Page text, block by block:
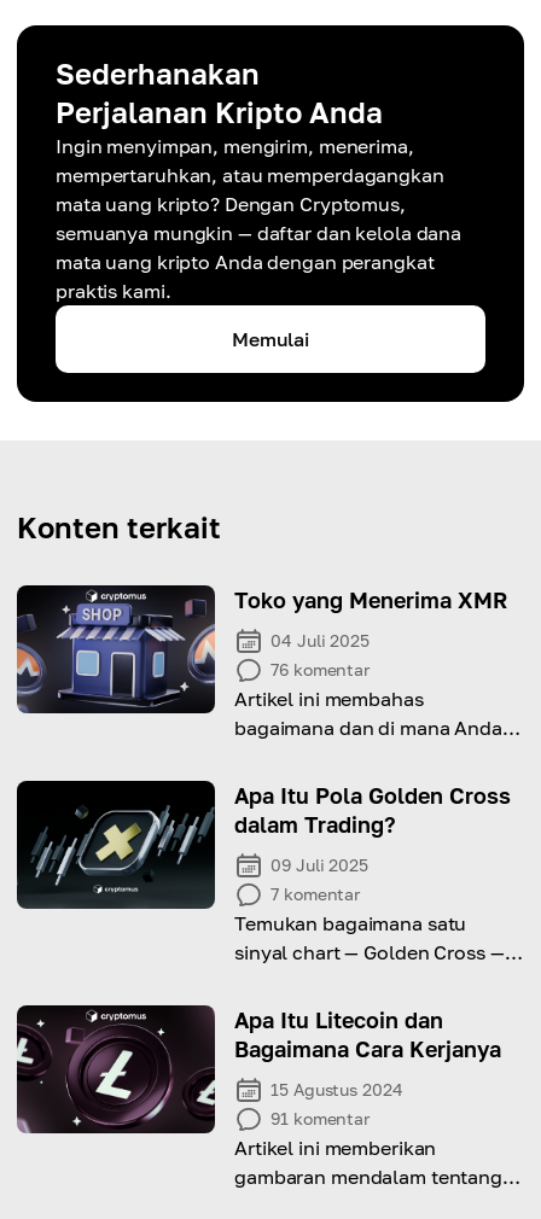
Sederhanakan
Perjalanan Kripto Anda
Ingin menyimpan, mengirim, menerima,
mempertaruhkan, atau memperdagangkan
mata uang kripto? Dengan Cryptomus,
semuanya mungkin — daftar dan kelola dana
mata uang kripto Anda dengan perangkat
praktis kami.
Memulai
Konten terkait
Toko yang Menerima XMR
04 Juli 2025
76 komentar
Artikel ini membahas
bagaimana dan di mana Anda
serta menampilkan **Top 20
toko** yang menerimanya
sebagai metode pembayaran.
Apa Itu Pola Golden Cross
dalam Trading?
09 Juli 2025
7 komentar
Temukan bagaimana satu
sinyal chart — Golden Cross —
naik pasar yang kuat.
Apa Itu Litecoin dan
Bagaimana Cara Kerjanya
15 Agustus 2024
91 komentar
Artikel ini memberikan
gambaran mendalam tentang